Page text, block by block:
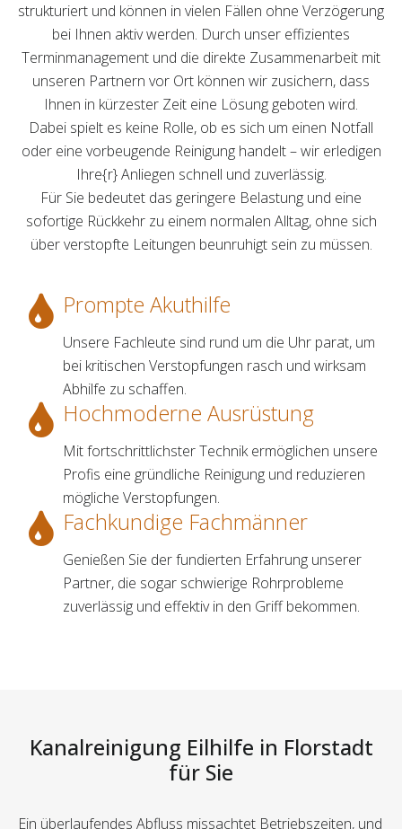
strukturiert und können in vielen Fällen ohne Verzögerung
bei Ihnen aktiv werden. Durch unser effizientes
Terminmanagement und die direkte Zusammenarbeit mit
unseren Partnern vor Ort können wir zusichern, dass
Ihnen in kürzester Zeit eine Lösung geboten wird.
Dabei spielt es keine Rolle, ob es sich um einen Notfall
oder eine vorbeugende Reinigung handelt – wir erledigen
Ihre{r} Anliegen schnell und zuverlässig.
Für Sie bedeutet das geringere Belastung und eine
sofortige Rückkehr zu einem normalen Alltag, ohne sich
über verstopfte Leitungen beunruhigt sein zu müssen.
Prompte Akuthilfe
Unsere Fachleute sind rund um die Uhr parat, um
bei kritischen Verstopfungen rasch und wirksam
Abhilfe zu schaffen.
Hochmoderne Ausrüstung
Mit fortschrittlichster Technik ermöglichen unsere
Profis eine gründliche Reinigung und reduzieren
mögliche Verstopfungen.
Fachkundige Fachmänner
Genießen Sie der fundierten Erfahrung unserer
Partner, die sogar schwierige Rohrprobleme
zuverlässig und effektiv in den Griff bekommen.
Kanalreinigung Eilhilfe in Florstadt
für Sie
Ein überlaufendes Abfluss missachtet Betriebszeiten, und